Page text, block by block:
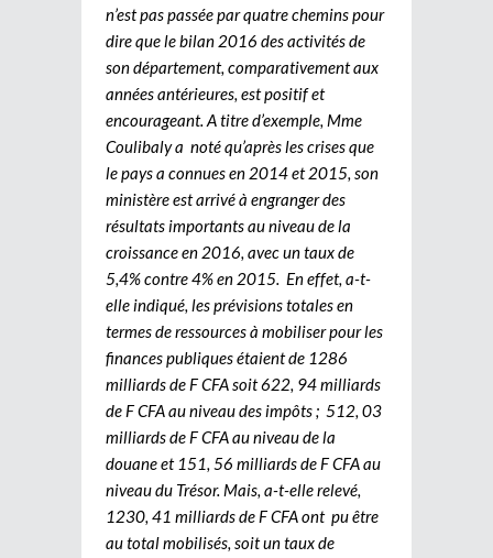
n’est pas passée par quatre chemins pour
dire que le bilan 2016 des activités de
son département, comparativement aux
années antérieures, est positif et
encourageant. A titre d’exemple, Mme
Coulibaly a noté qu’après les crises que
le pays a connues en 2014 et 2015, son
ministère est arrivé à engranger des
résultats importants au niveau de la
croissance en 2016, avec un taux de
5,4% contre 4% en 2015. En effet, a-t-
elle indiqué, les prévisions totales en
termes de ressources à mobiliser pour les
finances publiques étaient de 1286
milliards de F CFA soit 622, 94 milliards
de F CFA au niveau des impôts ; 512, 03
milliards de F CFA au niveau de la
douane et 151, 56 milliards de F CFA au
niveau du Trésor. Mais, a-t-elle relevé,
1230, 41 milliards de F CFA ont pu être
au total mobilisés, soit un taux de